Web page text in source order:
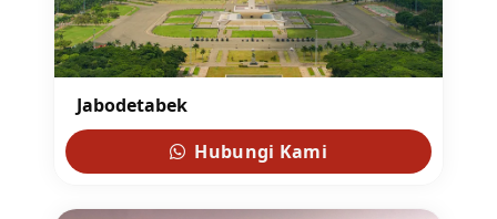
Jabodetabek
Hubungi Kami